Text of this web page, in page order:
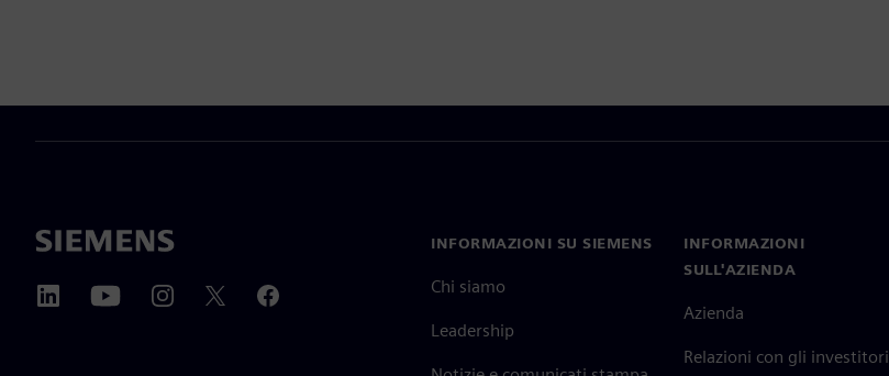
INFORMAZIONI SU SIEMENS
Chi siamo
Leadership
INFORMAZIONI
SULL'AZIENDA
Azienda
Relazioni con gli investitori